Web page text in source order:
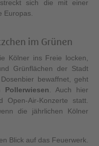
sich die mit einer
Europas.
im Grünen
Kölner ins Freie locken,
Grünflächen der Stadt
bewaffnet, geht
Pollerwiesen. Auch hier
Open-Air-Konzerte statt.
die jährlichen Kölner
Blick auf das Feuerwerk.